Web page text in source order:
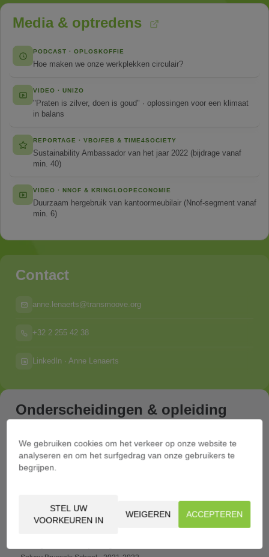
Media & optredens
PODCAST · OPLOSKOFFIE
Hoe maken we onze werkplekken circulair?
VIDEO · UNIZO
"Praten is zilver, doen is goud" · oplossingen voor een klimaat
in balans
REPORTAGE · VBO/FEB & TIME4SOCIETY
Sustainability Ambassador van het jaar 2022 (bijdrage vanaf
min. 40)
VIDEO · NNOF & KRINGLOOPECONOMIE
Duurzaam hergebruik van kantoormeubilair (Nnof-segment vanaf
min. 6)
Contact
anne.lenaerts@transmoove.org
+32 2 255 42 38
LinkedIn · Anne Lenaerts
Onderscheidingen & opleiding
VBO/FEB & Time4Society · 2022
SDG Pioneer
Lid Nationale Stuurgroep
Unizo Nationaal · vanaf 2025
We gebruiken cookies om het verkeer op onze website te
analyseren en om het surfgedrag van onze gebruikers te
begrijpen.
STEL UW
VOORKEUREN IN
WEIGEREN ACCEPTEREN